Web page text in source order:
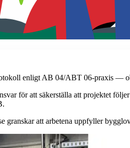
enligt AB 04/ABT 06-praxis —
för att säkerställa att projektet
granskar att arbetena uppfyller